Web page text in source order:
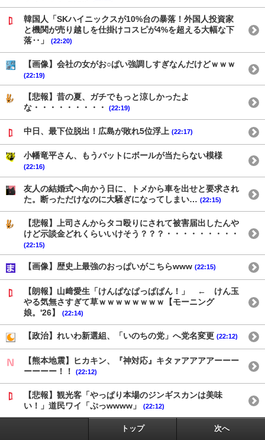
韓国人「SKハイニックスが10%台の暴落！外国人投資家
と機関が売り越しを仕掛けコスピが4%を超える大幅な下
落‥」
(22:20)
【画像】会社の女がお○ぱい強調しすぎなんだけどｗｗｗ
(22:19)
【悲報】昔の夏、ガチでもっと涼しかったよ
な・・・・・・・・・
(22:19)
中日、最下位脱出！広島が敗れ5位浮上 (22:17)
小幡竜平さん、もうバットにボールが当たらない模様
(22:16)
友人の結婚式へ向かう日に、トメから車を出せと要求され
た。断っただけなのに大騒ぎになってしまい… (22:15)
【悲報】上司さんからタコ殴りにされて被害届出したんや
けど示談金どれくらいいけそう？？？・・・・・・・・・
(22:15)
【画像】歴史上最強のおっぱいがこちらwww (22:15)
【朗報】山﨑愛生「けんぱなぱっぱぱん！」 ← けん玉
やる気無さすぎて草ｗｗｗｗｗｗｗｗ【モーニング
娘。'26】
(22:14)
【政治】れいわ新選組、「いのちの党」へ党名変更 (22:12)
【熊本地震】ヒカキン、『神対応』キタァアアアアーーー
ーーーー！！
(22:12)
【悲報】観光客「やっぱり本場のジンギスカンは美味
い！」道民ワイ「ぷっwwww」
(22:12)
トップ 次へ